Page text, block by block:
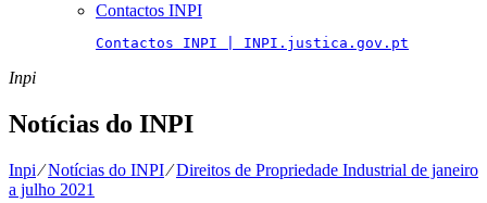
Contactos INPI
Contactos INPI | INPI.justica.gov.pt
Inpi
Notícias do INPI
Inpi⁄Notícias do INPI⁄Direitos de Propriedade Industrial de janeiro
a julho 2021